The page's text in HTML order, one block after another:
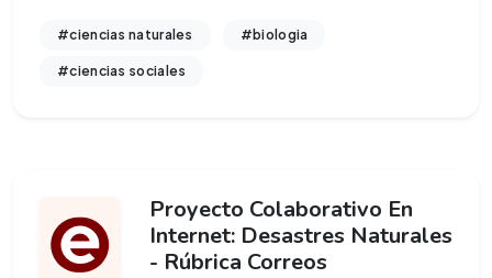
#ciencias naturales #biologia
#ciencias sociales
Proyecto Colaborativo En
Internet: Desastres Naturales
- Rúbrica Correos